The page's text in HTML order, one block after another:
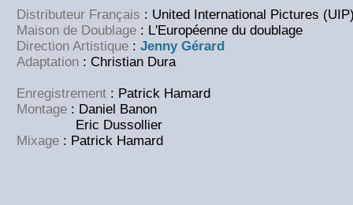
Distributeur Français : United International Pictures
Maison de Doublage : L'Européenne du doublage
Direction Artistique : Jenny Gérard
Adaptation : Christian Dura
Enregistrement : Patrick Hamard
Montage : Daniel Banon
Eric Dussollier
Mixage : Patrick Hamard